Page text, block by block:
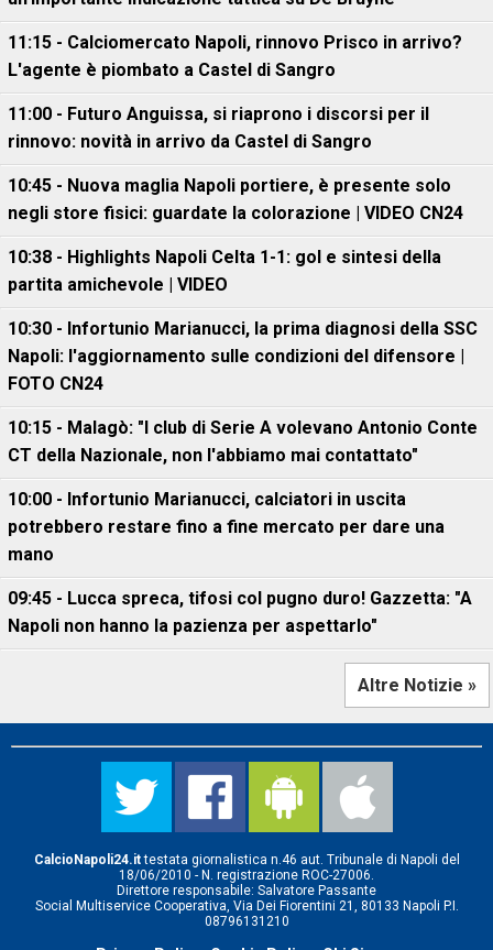
11:15 - Calciomercato Napoli, rinnovo Prisco in arrivo?
L'agente è piombato a Castel di Sangro
11:00 - Futuro Anguissa, si riaprono i discorsi per il
rinnovo: novità in arrivo da Castel di Sangro
10:45 - Nuova maglia Napoli portiere, è presente solo
negli store fisici: guardate la colorazione | VIDEO CN24
10:38 - Highlights Napoli Celta 1-1: gol e sintesi della
partita amichevole | VIDEO
10:30 - Infortunio Marianucci, la prima diagnosi della SSC
Napoli: l'aggiornamento sulle condizioni del difensore |
FOTO CN24
10:15 - Malagò: "I club di Serie A volevano Antonio Conte
CT della Nazionale, non l'abbiamo mai contattato"
10:00 - Infortunio Marianucci, calciatori in uscita
potrebbero restare fino a fine mercato per dare una
mano
09:45 - Lucca spreca, tifosi col pugno duro! Gazzetta: "A
Napoli non hanno la pazienza per aspettarlo"
Altre Notizie »
CalcioNapoli24.ittestata giornalistica n.46 aut. Tribunale di Napoli del
18/06/2010 - N. registrazione ROC-27006.
Direttore responsabile: Salvatore Passante
Social Multiservice Cooperativa, Via Dei Fiorentini 21, 80133 Napoli P.I.
08796131210